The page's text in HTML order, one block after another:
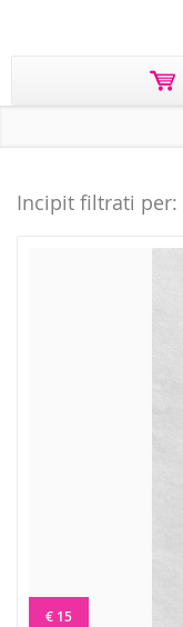
Incipit filtrati per:
€ 15